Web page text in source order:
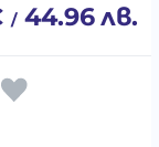
/ 44.96лв.